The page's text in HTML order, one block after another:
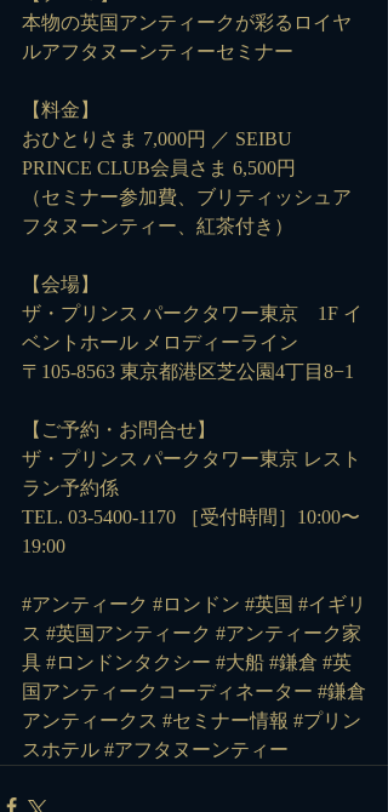
本物の英国アンティークが彩るロイヤ
ルアフタヌーンティーセミナー
【料金】
おひとりさま 7,000円 ／ SEIBU
PRINCE CLUB会員さま 6,500円
（セミナー参加費、ブリティッシュア
フタヌーンティー、紅茶付き）
【会場】
ザ・プリンス パークタワー東京　1F イ
ベントホール メロディーライン
〒105-8563 東京都港区芝公園4丁目8−1
【ご予約・お問合せ】
ザ・プリンス パークタワー東京 レスト
ラン予約係
TEL. 03-5400-1170 ［受付時間］10:00〜
19:00
#アンティーク #ロンドン #英国 #イギリ
ス #英国アンティーク #アンティーク家
具 #ロンドンタクシー #大船 #鎌倉 #英
国アンティークコーディネーター #鎌倉
アンティークス #セミナー情報 #プリン
スホテル #アフタヌーンティー